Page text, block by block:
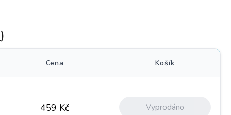
)
Cena Košík
459 Kč Vyprodáno